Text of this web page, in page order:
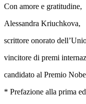
Con amore e gratitudine,
Alessandra Kriuchkova,
scrittore onorato
vincitore di premi
candidato al Premio
* Prefazione alla prima